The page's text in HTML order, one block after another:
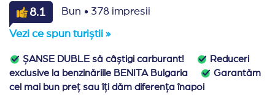
8.1 Bun · 378 impresii
Vezi ce spun turiștii »
ȘANSE DUBLE să câștigi carburant!
Reduceri
exclusive la benzinăriile BENITA Bulgaria
Garantăm
cel mai bun preț sau îți dăm diferența înapoi